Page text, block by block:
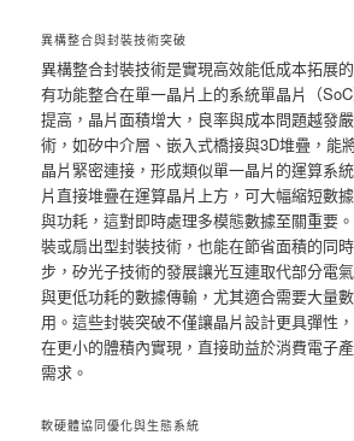
異構整合與封裝技術突破
異構整合封裝技術是實現高效能低成本拓展
有功能整合在單一晶片上的系統單晶片（
提高，晶片面積增大，良率與成本問題越發
術，如矽中介層、嵌入式橋接與3D堆疊，能
晶片緊密連接，形成類似單一晶片的運算系
片直接堆疊在運算晶片上方，可大幅縮短數
與功耗，這對即時處理多模態數據至關重要
裝或扇出型封裝技術，也能在節省面積的同
步，矽光子技術的發展讓光互連取代部分電
與更低功耗的數據傳輸，尤其適合需要大量
用。這些封裝突破不僅讓晶片設計更具彈性
在更小的體積內實現，直接助益於消費電子
需求。
軟硬體協同優化與生態系統